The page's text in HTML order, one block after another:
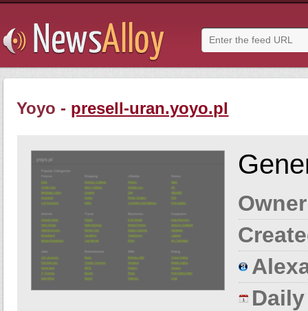
Yoyo - presell-uran.yoyo.pl